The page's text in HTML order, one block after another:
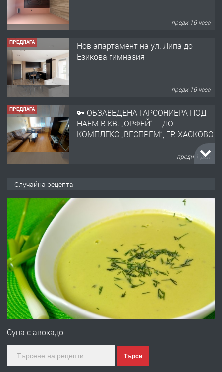
преди 16 часа
ПРЕДЛАГА
Нов апартамент на ул. Липа до
Езикова гимназия
преди 16 часа
ПРЕДЛАГА
🔑 ОБЗАВЕДЕНА ГАРСОНИЕРА ПОД
НАЕМ В КВ. „ОРФЕЙ“ – ДО
КОМПЛЕКС „ВЕСПРЕМ“, ГР. ХАСКОВО
преди 1 ден
АПАРТАМЕНТ В ЦЕНТЪРА НА ГР.
преди 2 дни
ПРЕДЛАГА Давам гараж под наем
ПРЕДЛАГА
№4120 Магазин/Офис под наем в кв.
Случайна рецепта
Супа с авокадо
Търси